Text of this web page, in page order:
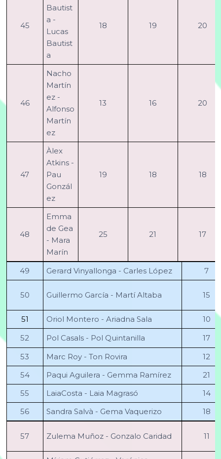
45
Bautist
a -
Lucas
Bautist
a
18 19 20
46
Nacho
Martín
ez -
Alfonso
Martín
ez
13 16 20
47
Àlex
Atkins -
Pau
Gonzál
ez
19 18 18
48
Emma
de Gea
- Mara
Marín
25 21 17
49 Gerard Vinyallonga - Carles López 7
50 Guillermo García - Martí Altaba 15
51 Oriol Montero - Ariadna Sala
10
52
Pol Casals - Pol Quintanilla
17
53
Marc Roy - Ton Rovira
12
54
Paqui Aguilera - Gemma Ramírez
21
55
LaiaCosta - Laia Magrasó
14
56
Sandra Salvà - Gema Vaquerizo 18
57 Zulema Muñoz - Gonzalo Caridad 11